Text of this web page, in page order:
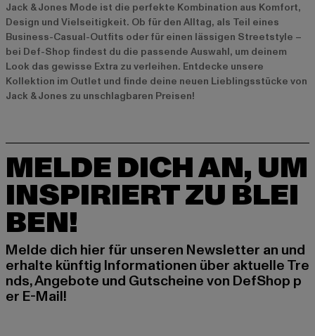
Jack & Jones Mode ist die perfekte Kombination aus Komfort,
Design und Vielseitigkeit. Ob für den Alltag, als Teil eines
Business-Casual-Outfits oder für einen lässigen Streetstyle –
bei Def-Shop findest du die passende Auswahl, um deinem
Look das gewisse Extra zu verleihen. Entdecke unsere
Kollektion im Outlet und finde deine neuen Lieblingsstücke von
Jack & Jones zu unschlagbaren Preisen!
MELDE DICH AN, UM
INSPIRIERT ZU BLEI
BEN!
Melde dich hier für unseren Newsletter an und
erhalte künftig Informationen über aktuelle Tre
nds, Angebote und Gutscheine von DefShop p
er E-Mail!